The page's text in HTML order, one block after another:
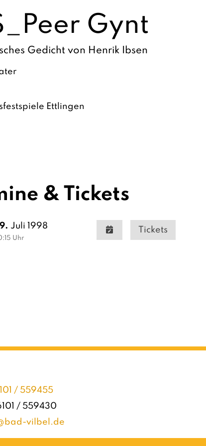
Gynt
Gedicht von Henrik Ibsen
Ettlingen
& Tickets
Juli 1998
Uhr
Tickets
/ 559455
/ 559430
vilbel.de